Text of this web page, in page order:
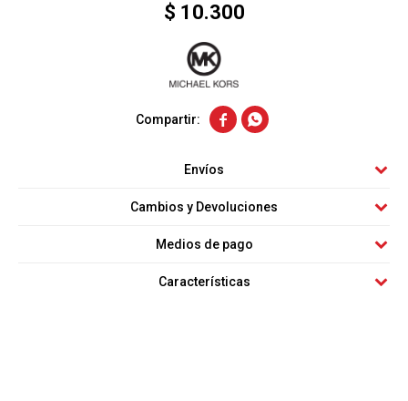
$ 10.300
 
Envíos
Cambios y Devoluciones
Medios de pago
Características